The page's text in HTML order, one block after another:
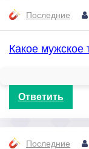
Последние
Какое
Ответить
Последние